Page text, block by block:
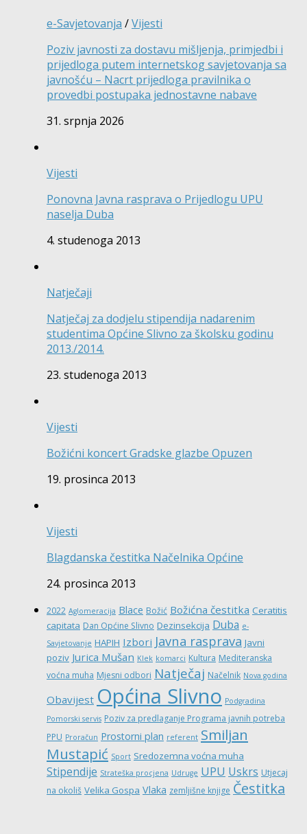
e-Savjetovanja /Vijesti
Poziv javnosti za dostavu mišljenja, primjedbi i
prijedloga putem internetskog savjetovanja sa
javnošću – Nacrt prijedloga pravilnika o
provedbi postupaka jednostavne nabave
31. srpnja 2026
Vijesti
Ponovna Javna rasprava o Prijedlogu UPU
naselja Duba
4. studenoga 2013
Natječaji
Natječaj za dodjelu stipendija nadarenim
studentima Općine Slivno za školsku godinu
2013./2014.
23. studenoga 2013
Vijesti
Božićni koncert Gradske glazbe Opuzen
19. prosinca 2013
Vijesti
Blagdanska čestitka Načelnika Općine
24. prosinca 2013
2022 Aglomeracija Blace Božić Božićna čestitka Ceratitis
capitata Dan Općine Slivno Dezinsekcija Duba e-
Savjetovanje HAPIH Izbori Javna rasprava Javni
poziv Jurica Mušan Klek komarci Kultura Mediteranska
voćna muha Mjesni odbori Natječaj Načelnik Nova godina
Obavijest Općina Slivno Podgradina
Pomorski servis Poziv za predlaganje Programa javnih potreba
PPU Proračun Prostorni plan referent Smiljan
Mustapić Sport Sredozemna voćna muha
Stipendije Strateška procjena Udruge UPU Uskrs Utjecaj
na okoliš Velika Gospa Vlaka zemljišne knjige Čestitka